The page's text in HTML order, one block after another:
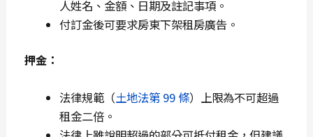
人姓名、金額、日期及註記事項。
付訂金後可要求房東下架租房廣告。
押金：
法律規範（土地法第 99 條）上限為不可超過
租金二倍。